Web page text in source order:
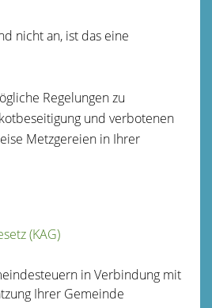
nicht an, ist das eine
Regelungen zu
und verbotenen
Metzgereien in Ihrer
(KAG)
in Verbindung mit
Ihrer Gemeinde